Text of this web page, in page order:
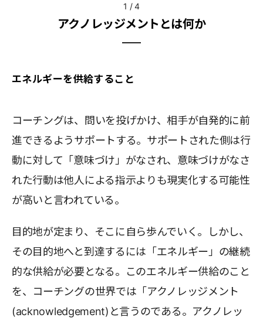
1 /4
アクノレッジメントとは何か
エネルギーを供給すること
コーチングは、問いを投げかけ、相手が自発的に前
進できるようサポートする。サポートされた側は行
動に対して「意味づけ」がなされ、意味づけがなさ
れた行動は他人による指示よりも現実化する可能性
が高いと言われている。
目的地が定まり、そこに自ら歩んでいく。しかし、
その目的地へと到達するには「エネルギー」の継続
的な供給が必要となる。このエネルギー供給のこと
を、コーチングの世界では「アクノレッジメント
(acknowledgement)と言うのである。アクノレッ